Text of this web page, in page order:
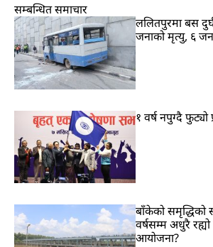
सम्बन्धित समाचार
ललितपुरमा बस
जनाको मृत्यु, ६
१ वर्ष नपुग्दै फुट्यो
बाँकेको समृद्धिको
वर्षसम्म अधुरै रह्यो
आयोजना?